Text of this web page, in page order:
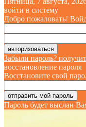
войти в систему
Добро пожаловать!
Забыли пароль?
восстановление пароля
Восстановите свой
Пароль будет выслан